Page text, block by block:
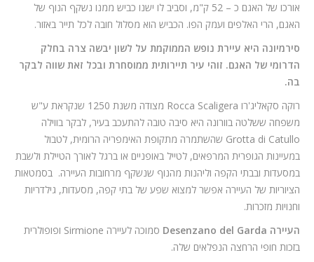
אורכו של האגם כ – 52 ק"מ, וסביב לו ישנו כביש ממנו נשקף הנוף של
האגם, הרי האלפים ועמק הפו. הכביש הוא מסלול חובה לכל תייר באזור.
סירמיונה היא עיירת נופש הממוקמת על לשון יבשה צרה בחלק
הדרומי של האגם. זוהי עיר תיירותית ממוסחרת ובכל זאת שווה לבקר
בה.
רוקה סקאליג'רו Rocca Scaligera מצודה משנת 1250 שנקראת ע"ש
משפחה ששלטה בוורונה היא סיבה טובה להתעכב בעיר, לבקר בווילה
Grotta di Catullo שהשתמרה מתקופת האימפריה הרומית, לטבול
במעיינות הגופרית המרפאים, לטייל באופניים או ברגל לאורך הטיילת ולשבת
במסעדות ובבתי הקפה וליהנות מהנוף שנשקף מרחובות העיירה. בסמטאות
הציוריות של העיירה אפשר למצוא שפע של בתי קפה, מסעדות, גילדריות
וחנויות מזכרות.
העיירה Desenzano del Garda
סמוכה לעיירה Sirmione ופופולרית
בזכות חופי הרחצה הנפלאים שלה.